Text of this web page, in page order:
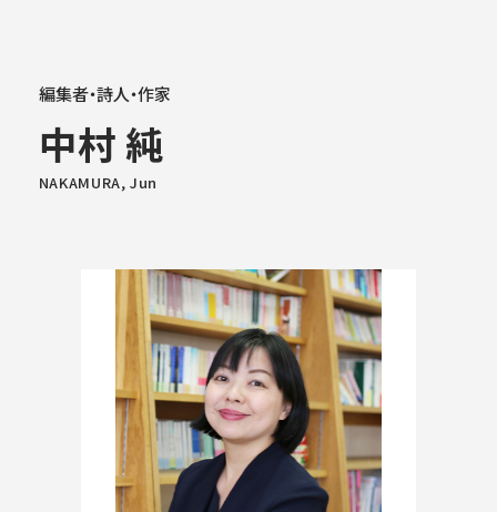
学部学科
教育・社会連携
学生生活・就職
編集者・詩人・作家
中村 純
NAKAMURA, Jun